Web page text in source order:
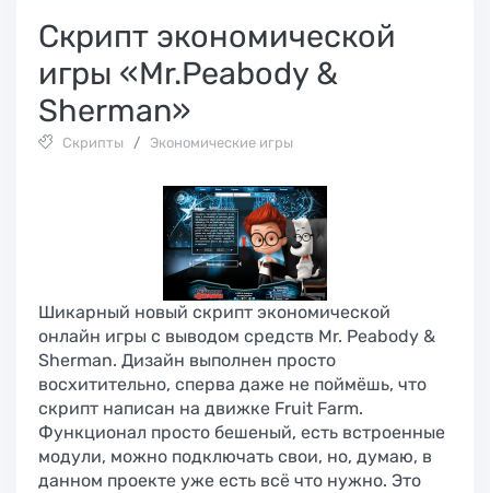
Скрипт экономической
игры «Mr.Peabody &
Sherman»
Скрипты / Экономические игры
Шикарный новый скрипт экономической
онлайн игры с выводом средств Mr. Peabody &
Sherman. Дизайн выполнен просто
восхитительно, сперва даже не поймёшь, что
скрипт написан на движке Fruit Farm.
Функционал просто бешеный, есть встроенные
модули, можно подключать свои, но, думаю, в
данном проекте уже есть всё что нужно. Это